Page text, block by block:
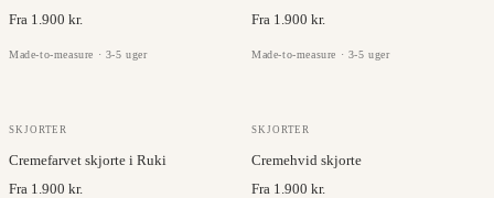
Fra 1.900 kr.
Made-to-measure · 3-5 uger
Fra 1.900 kr.
Made-to-measure · 3-5 uger
RUKI
SKJORTER
Cremefarvet skjorte i Ruki
Fra 1.900 kr.
JC COLLECTION
SKJORTER
Cremehvid skjorte
Fra 1.900 kr.